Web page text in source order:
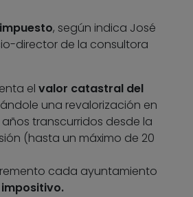
, según indica José
director de la consultora
el valor catastral del
una revalorización en
transcurridos desde la
(hasta un máximo de 20
cada ayuntamiento